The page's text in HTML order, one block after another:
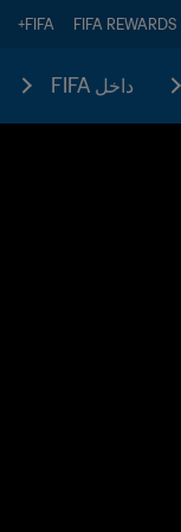
FIFA REWARDS
FIFA+
داخل FIFA